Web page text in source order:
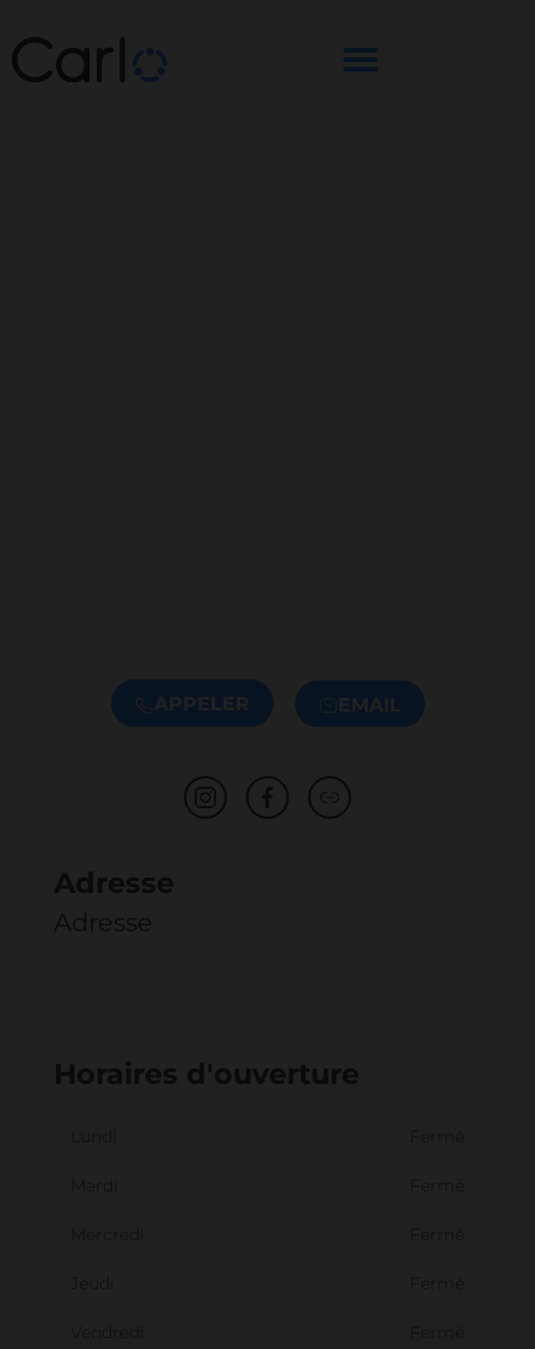
APPELER EMAIL
Adresse
Adresse
Horaires d'ouverture